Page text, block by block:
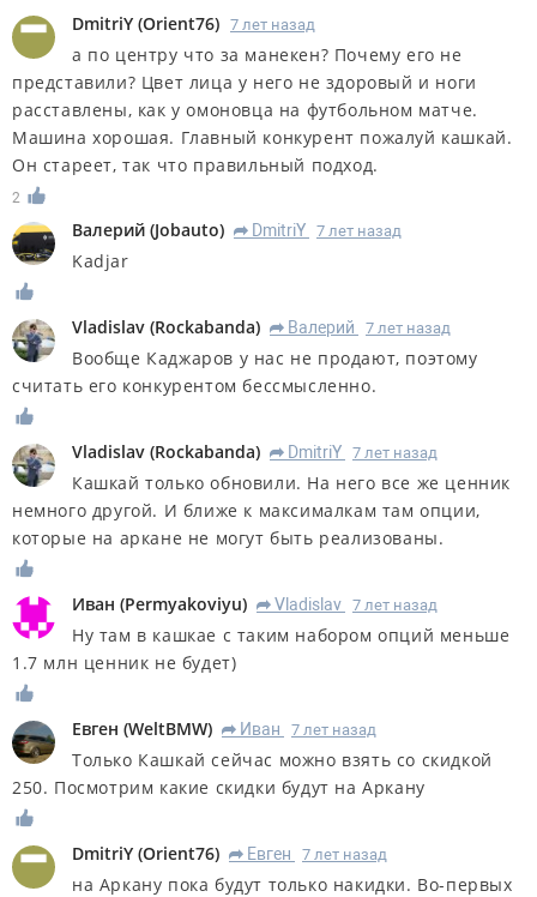
DmitriY (Orient76) 7 лет назад
а по центру что за манекен? Почему его не
представили? Цвет лица у него не здоровый и ноги
расставлены, как у омоновца на футбольном матче.
Машина хорошая. Главный конкурент пожалуй кашкай.
Он стареет, так что правильный подход.
2
Валерий (Jobauto) R DmitriY 7 лет назад
Kadjar
Vladislav (Rockabanda) R Валерий 7 лет назад
Вообще Каджаров у нас не продают, поэтому
считать его конкурентом бессмысленно.
Vladislav (Rockabanda) R DmitriY 7 лет назад
Кашкай только обновили. На него все же ценник
немного другой. И ближе к максималкам там опции,
которые на аркане не могут быть реализованы.
Иван (Permyakoviyu) R Vladislav 7 лет назад
Ну там в кашкае с таким набором опций меньше
1.7 млн ценник не будет)
Евген (WeltBMW) R Иван 7 лет назад
Только Кашкай сейчас можно взять со скидкой
250. Посмотрим какие скидки будут на Аркану
DmitriY (Orient76) R Евген 7 лет назад
на Аркану пока будут только накидки. Во-первых